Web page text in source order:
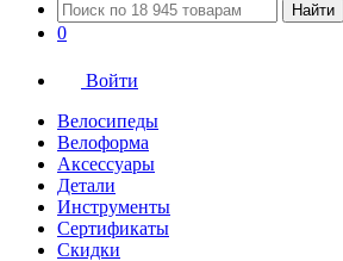
Найти
0
Войти
Велосипеды
Велоформа
Аксессуары
Детали
Инструменты
Сертификаты
Скидки